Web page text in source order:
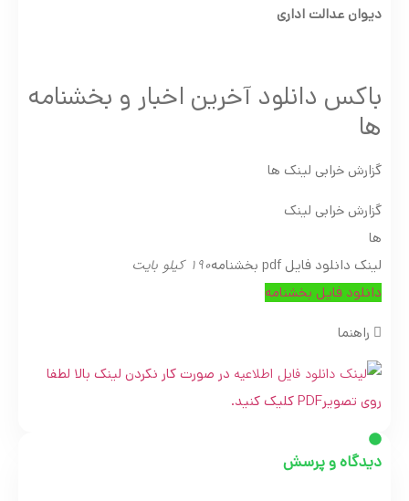
دیوان عدالت اداری
باکس دانلود آخرین اخبار و بخشنامه
ها
گزارش خرابی لینک ها
گزارش خرابی لینک
ها
لینک دانلود فایل pdf بخشنامه
190 کیلو بایت
دانلود فایل بخشنامه
راهنما
در صورت کار نکردن لینک بالا لطفا
روی تصویرPDF کلیک کنید.
دیدگاه و پرسش